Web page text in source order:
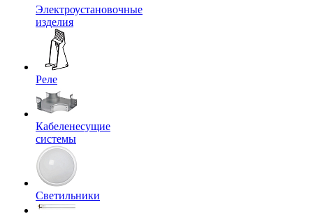
Электроустановочные
изделия
Реле
Кабеленесущие
системы
Светильники